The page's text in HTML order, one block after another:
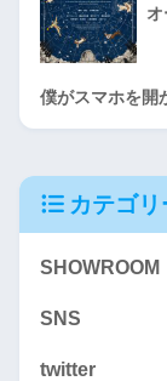
オ
僕がスマホを開
カテゴリ
SHOWROOM
SNS
twitter